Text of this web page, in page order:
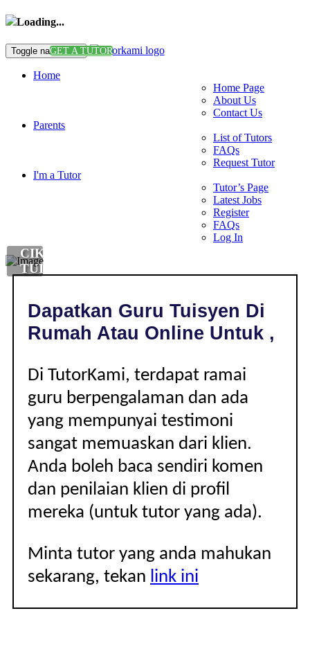
Loading...
Toggle navigationGET A TUTOR
Home
Home Page
About Us
Contact Us
Parents
List of Tutors
FAQs
Request Tutor
I'm a Tutor
Tutor’s Page
Latest Jobs
Register
FAQs
Log In
CIKGU
TUISYEN
Dapatkan Guru Tuisyen Di
Rumah Atau Online Untuk ,
Di TutorKami, terdapat ramai
guru berpengalaman dan ada
yang mempunyai testimoni
sangat memuaskan dari klien.
Anda boleh baca sendiri komen
dan penilaian klien di profil
mereka (untuk tutor yang ada).
Minta tutor yang anda mahukan
sekarang, tekan link ini